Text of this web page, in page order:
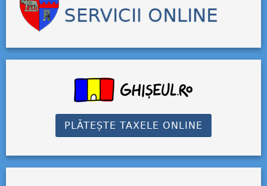
PLĂTEȘTE TAXELE ONLINE